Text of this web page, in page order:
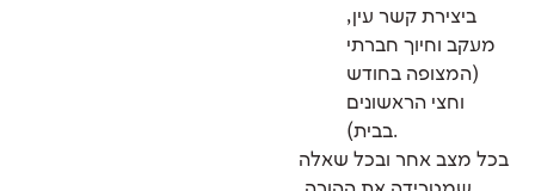
ביצירת קשר עין,
מעקב וחיוך חברתי
(המצופה בחודש
וחצי הראשונים
בבית).
בכל מצב אחר ובכל שאלה